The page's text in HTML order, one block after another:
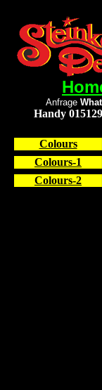
Anfrage
Handy
Colours
Colours-1
Colours-2